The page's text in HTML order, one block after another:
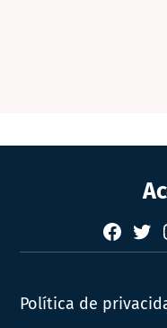
Política de